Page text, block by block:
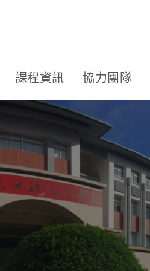
課程資訊 協力團隊